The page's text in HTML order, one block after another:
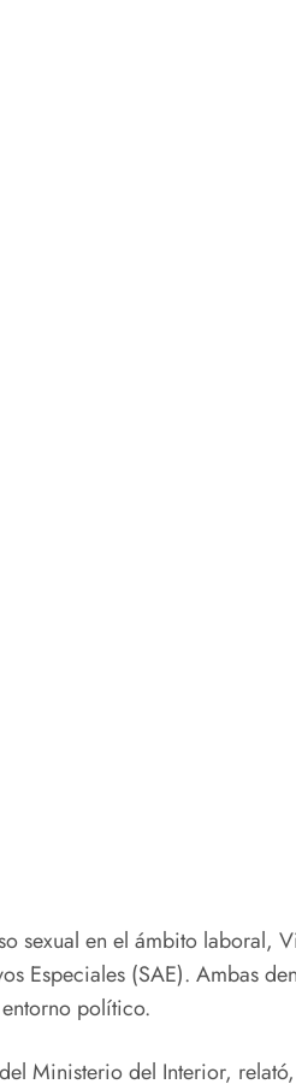
sexual en el ámbito laboral,
Especiales (SAE). Ambas
político.
Ministerio del Interior,